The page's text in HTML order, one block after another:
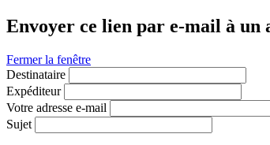
Envoyer ce lien par e-mail à un
Fermer la fenêtre
Destinataire
Expéditeur
Votre adresse e-mail
Sujet